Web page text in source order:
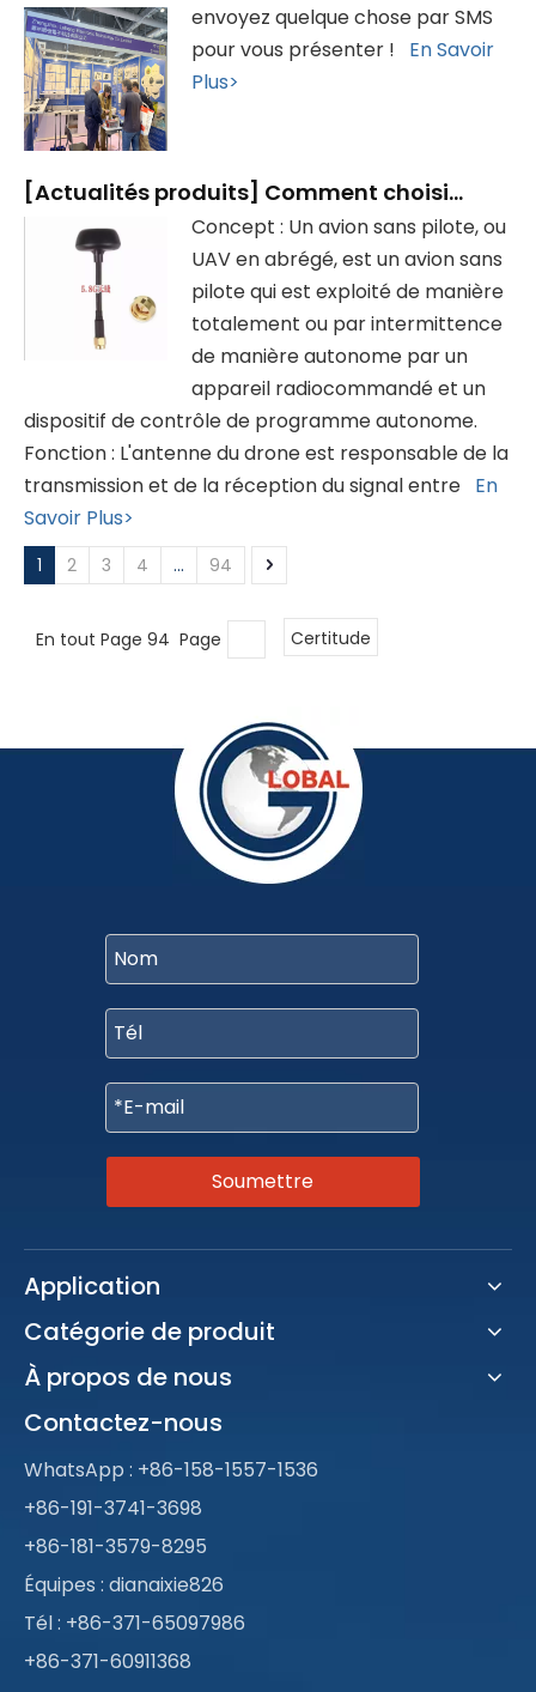
envoyez quelque chose par SMS
pour vous présenter ! En Savoir
Plus>
[Actualités produits] Comment choisir une antenne de drone
Concept : Un avion sans pilote, ou
UAV en abrégé, est un avion sans
pilote qui est exploité de manière
totalement ou par intermittence
de manière autonome par un
appareil radiocommandé et un
dispositif de contrôle de programme autonome.
Fonction : L'antenne du drone est responsable de la
transmission et de la réception du signal entre En
Savoir Plus>
1 2 3 4 ... 94
En tout Page 94 Page Certitude
Soumettre
Application
Catégorie de produit
À propos de nous
Contactez-nous
WhatsApp : +86-158-1557-1536
+86-191-3741-3698
+86-181-3579-8295
Équipes : dianaixie826
Tél : +86-371-65097986
+86-371-60911368